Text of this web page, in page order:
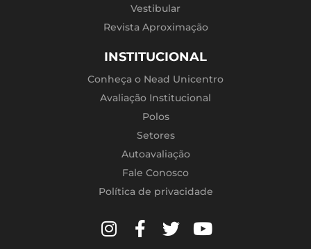
Vestibular
Revista Aproximação
INSTITUCIONAL
Conheça o Nead Unicentro
Avaliação Institucional
Polos
Setores
Autoavaliação
Fale Conosco
Política de privacidade